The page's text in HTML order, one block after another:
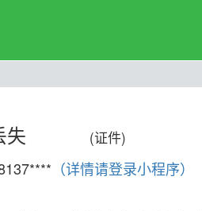
失 (证件)
（详情请登录小程序）